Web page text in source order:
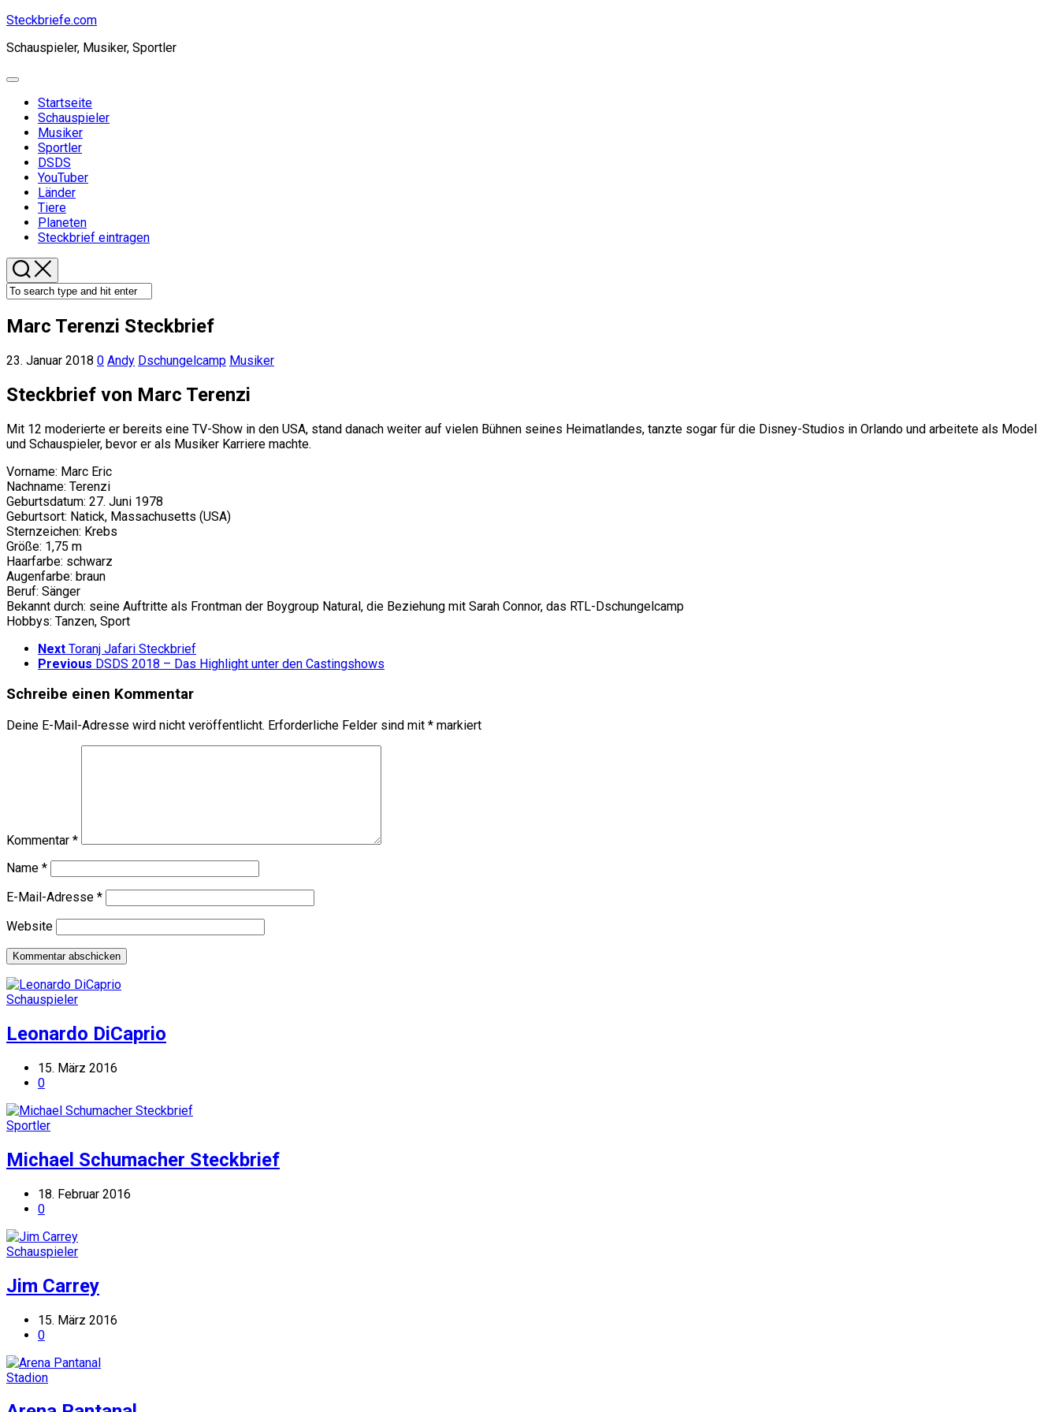
Skip
content
Steckbriefe.com
Schauspieler, Musiker, Sportler
Expand
Startseite
Schauspieler
Current
Page
Parent
Musiker
Sportler
DSDS
YouTuber
Länder
Tiere
Planeten
Steckbrief eintragen
Marc Terenzi Steckbrief
23. Januar 2018 0 Andy Dschungelcamp Musiker
Steckbrief von Marc Terenzi
Mit 12 moderierte er bereits eine TV-Show in den USA, stand danach weiter auf vielen Bühnen seines Heimatlandes, tanzte sogar für die Disney-Studios in Orlando und arbeitete als Model
und Schauspieler, bevor er als Musiker Karriere machte.
Vorname: Marc Eric
Nachname: Terenzi
Geburtsdatum: 27. Juni 1978
Geburtsort: Natick, Massachusetts (USA)
Sternzeichen: Krebs
Größe: 1,75 m
Haarfarbe: schwarz
Augenfarbe: braun
Beruf: Sänger
Bekannt durch: seine Auftritte als Frontman der Boygroup Natural, die Beziehung mit Sarah Connor, das RTL-Dschungelcamp
Hobbys: Tanzen, Sport
Next Toranj Jafari Steckbrief
Previous DSDS 2018 – Das Highlight unter den Castingshows
Schreibe einen Kommentar
Deine E-Mail-Adresse wird nicht veröffentlicht. Erforderliche Felder sind mit * markiert
Kommentar *
Name *
E-Mail-Adresse *
Website
Schauspieler
Leonardo DiCaprio
15. März 2016
0
Sportler
Michael Schumacher Steckbrief
18. Februar 2016
0
Schauspieler
Jim Carrey
15. März 2016
0
Stadion